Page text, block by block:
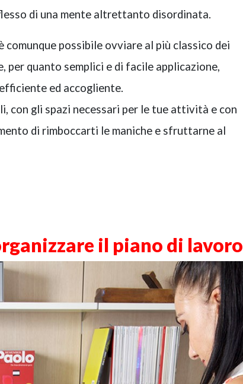
di una mente altrettanto disordinata.
possibile ovviare al più classico dei
per quanto semplici e di facile applicazione,
ed accogliente.
con gli spazi necessari per le tue attività e con
di rimboccarti le maniche e sfruttarne al
il piano di lavoro